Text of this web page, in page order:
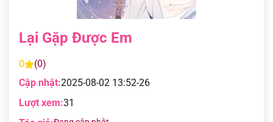
Lại Gặp Được Em
0
(0)
Cập nhật:2025-08-02 13:52-26
Lượt xem:31